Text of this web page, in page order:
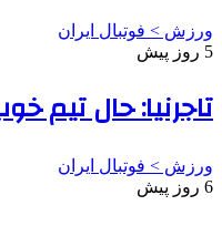
ورزش > فوتبال ایران
5 روز پیش
تاجرنیا: حال تیم
ورزش > فوتبال ایران
6 روز پیش